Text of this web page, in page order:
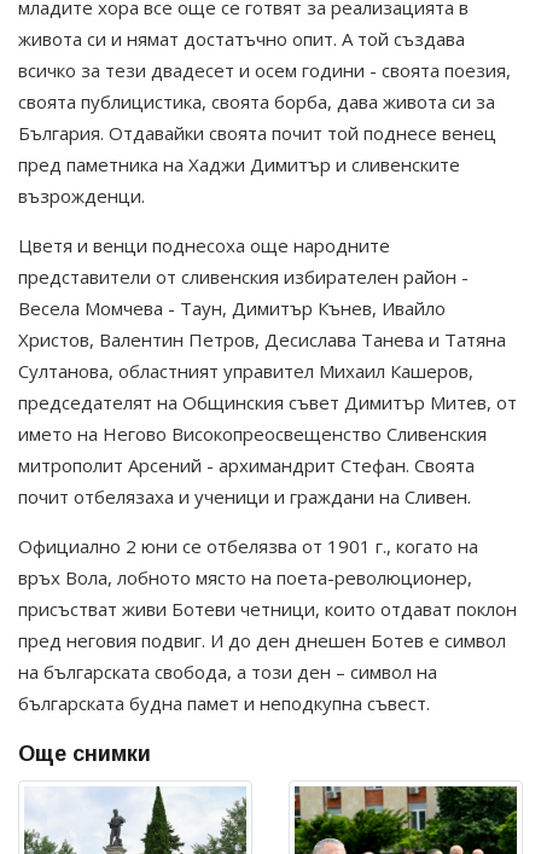
младите хора все още се готвят за реализацията в
живота си и нямат достатъчно опит. А той създава
всичко за тези двадесет и осем години - своята поезия,
своята публицистика, своята борба, дава живота си за
България. Отдавайки своята почит той поднесе венец
пред паметника на Хаджи Димитър и сливенските
възрожденци.
Цветя и венци поднесоха още народните
представители от сливенския избирателен район -
Весела Момчева - Таун, Димитър Кънев, Ивайло
Христов, Валентин Петров, Десислава Танева и Татяна
Султанова, областният управител Михаил Кашеров,
председателят на Общинския съвет Димитър Митев, от
името на Негово Високопреосвещенство Сливенския
митрополит Арсений - архимандрит Стефан. Своята
почит отбелязаха и ученици и граждани на Сливен.
Официално 2 юни се отбелязва от 1901 г., когато на
връх Вола, лобното място на поета-революционер,
присъстват живи Ботеви четници, които отдават поклон
пред неговия подвиг. И до ден днешен Ботев е символ
на българската свобода, а този ден – символ на
българската будна памет и неподкупна съвест.
Още снимки